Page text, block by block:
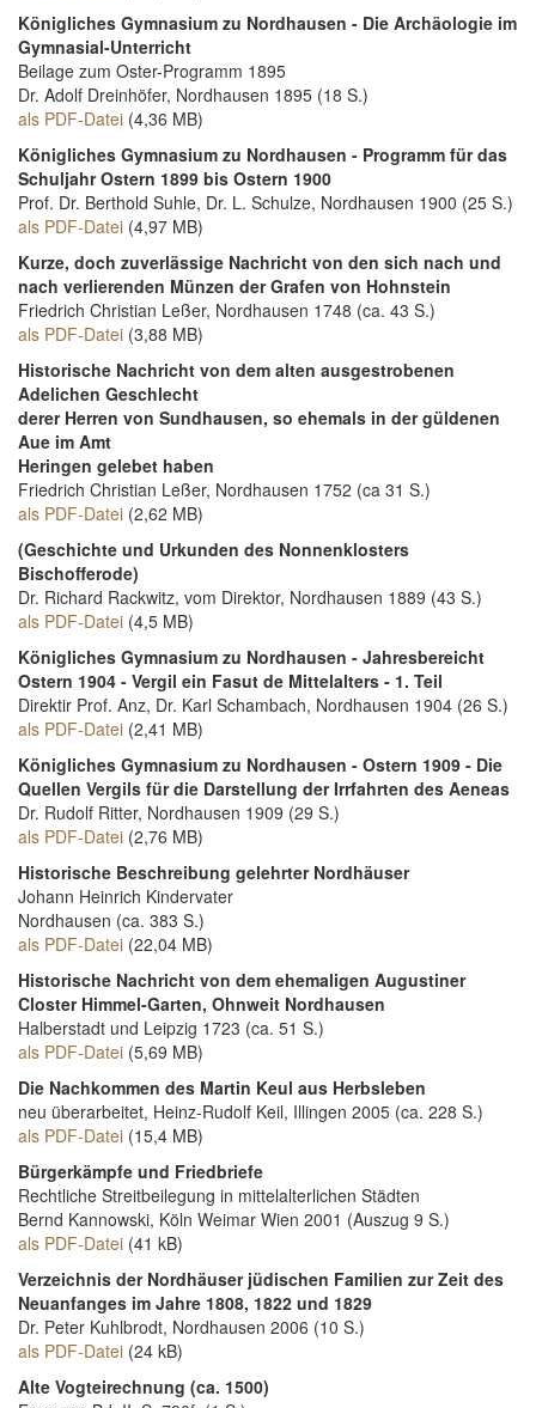
Königliches Gymnasium zu Nordhausen - Die Archäologie im
Gymnasial-Unterricht
Beilage zum Oster-Programm 1895
Dr. Adolf Dreinhöfer, Nordhausen 1895 (18 S.)
als PDF-Datei (4,36 MB)
Königliches Gymnasium zu Nordhausen - Programm für das
Schuljahr Ostern 1899 bis Ostern 1900
Prof. Dr. Berthold Suhle, Dr. L. Schulze, Nordhausen 1900 (25 S.)
als PDF-Datei (4,97 MB)
Kurze, doch zuverlässige Nachricht von den sich nach und
nach verlierenden Münzen der Grafen von Hohnstein
Friedrich Christian Leßer, Nordhausen 1748 (ca. 43 S.)
als PDF-Datei (3,88 MB)
Historische Nachricht von dem alten ausgestrobenen
Adelichen Geschlecht
derer Herren von Sundhausen, so ehemals in der güldenen
Aue im Amt
Heringen gelebet haben
Friedrich Christian Leßer, Nordhausen 1752 (ca 31 S.)
als PDF-Datei (2,62 MB)
(Geschichte und Urkunden des Nonnenklosters
Bischofferode)
Dr. Richard Rackwitz, vom Direktor, Nordhausen 1889 (43 S.)
als PDF-Datei (4,5 MB)
Königliches Gymnasium zu Nordhausen - Jahresbereicht
Ostern 1904 - Vergil ein Fasut de Mittelalters - 1. Teil
Direktir Prof. Anz, Dr. Karl Schambach, Nordhausen 1904 (26 S.)
als PDF-Datei (2,41 MB)
Königliches Gymnasium zu Nordhausen - Ostern 1909 - Die
Quellen Vergils für die Darstellung der Irrfahrten des Aeneas
Dr. Rudolf Ritter, Nordhausen 1909 (29 S.)
als PDF-Datei (2,76 MB)
Historische Beschreibung gelehrter Nordhäuser
Johann Heinrich Kindervater
Nordhausen (ca. 383 S.)
als PDF-Datei (22,04 MB)
Historische Nachricht von dem ehemaligen Augustiner
Closter Himmel-Garten, Ohnweit Nordhausen
Halberstadt und Leipzig 1723 (ca. 51 S.)
als PDF-Datei (5,69 MB)
Die Nachkommen des Martin Keul aus Herbsleben
neu überarbeitet, Heinz-Rudolf Keil, Illingen 2005 (ca. 228 S.)
als PDF-Datei (15,4 MB)
Bürgerkämpfe und Friedbriefe
Rechtliche Streitbeilegung in mittelalterlichen Städten
Bernd Kannowski, Köln Weimar Wien 2001 (Auszug 9 S.)
als PDF-Datei (41 kB)
Verzeichnis der Nordhäuser jüdischen Familien zur Zeit des
Neuanfanges im Jahre 1808, 1822 und 1829
Dr. Peter Kuhlbrodt, Nordhausen 2006 (10 S.)
als PDF-Datei (24 kB)
Alte Vogteirechnung (ca. 1500)